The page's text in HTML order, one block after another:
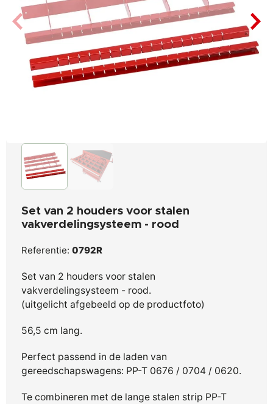
Set van 2 houders voor stalen
vakverdelingsysteem - rood
Referentie: 0792R
Set van 2 houders voor stalen
vakverdelingsysteem - rood.
(uitgelicht afgebeeld op de productfoto)
56,5 cm lang.
Perfect passend in de laden van
gereedschapswagens: PP-T 0676 / 0704 / 0620.
Te combineren met de lange stalen strip PP-T